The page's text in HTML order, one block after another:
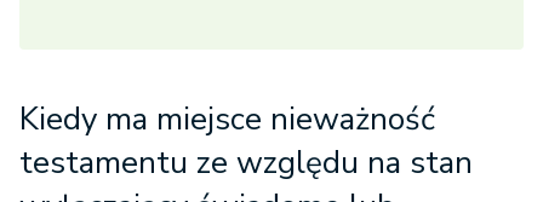
Kiedy ma miejsce nieważność
testamentu ze względu na stan